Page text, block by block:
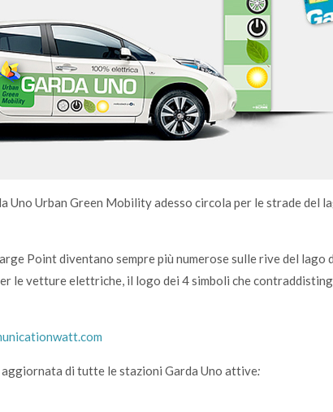
Uno Urban Green Mobility adesso circola per le strade del
Point diventano sempre più numerose sulle rive del
le vetture elettriche, il logo dei 4 simboli che
di tutte le stazioni Garda Uno attive: